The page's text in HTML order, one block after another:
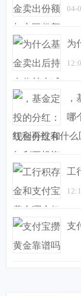
04-
为
哪
红利再投有什么
工
支